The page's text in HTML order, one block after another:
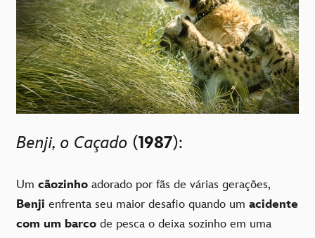
Benji, o Caçado (1987):
Um cãozinho adorado por fãs de várias gerações,
Benji enfrenta seu maior desafio quando um acidente
com um barco de pesca o deixa sozinho em uma